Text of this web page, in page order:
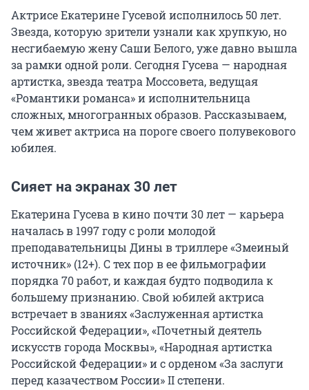
Актрисе Екатерине Гусевой исполнилось 50 лет.
Звезда, которую зрители узнали как хрупкую, но
несгибаемую жену Саши Белого, уже давно вышла
за рамки одной роли. Сегодня Гусева — народная
артистка, звезда театра Моссовета, ведущая
«Романтики романса» и исполнительница
сложных, многогранных образов. Рассказываем,
чем живет актриса на пороге своего полувекового
юбилея.
Сияет на экранах 30 лет
Екатерина Гусева в кино почти 30 лет — карьера
началась в 1997 году с роли молодой
преподавательницы Дины в триллере «Змеиный
источник» (12+). С тех пор в ее фильмографии
порядка 70 работ, и каждая будто подводила к
большему признанию. Свой юбилей актриса
встречает в званиях «Заслуженная артистка
Российской Федерации», «Почетный деятель
искусств города Москвы», «Народная артистка
Российской Федерации» и с орденом «За заслуги
перед казачеством России» II степени.